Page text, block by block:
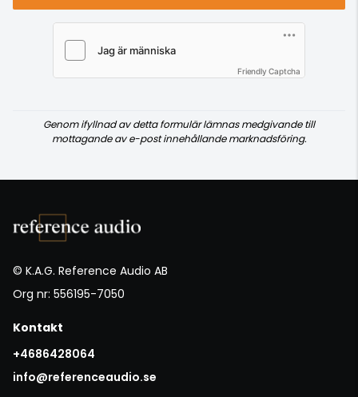
Friendly Captcha
Genom ifyllnad av detta formulär lämnas medgivande till
mottagande av e-post innehållande marknadsföring.
© K.A.G. Reference Audio AB
Org nr: 556195-7050
Kontakt
+4686428064
info@referenceaudio.se